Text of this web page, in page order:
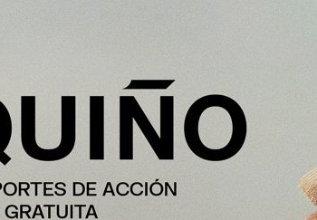
puntos baja
tiene la
peso, el
Cataluña
y deja de
y Navarra
(3,78%; +2,17